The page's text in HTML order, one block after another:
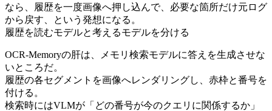
なら、履歴を一度画像へ押し込んで、必要な箇所だけ元ログ
から戻す、という発想になる。
履歴を読むモデルと考えるモデルを分ける
OCR-Memoryの肝は、メモリ検索モデルに答えを生成させな
いところだ。
履歴の各セグメントを画像へレンダリングし、赤枠と番号を
付ける。
検索時にはVLMが「どの番号が今のクエリに関係するか」